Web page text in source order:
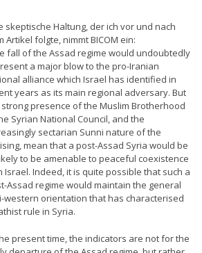
skeptische Haltung, der ich vor und nach
Artikel folgte, nimmt BICOM ein:
fall of the Assad regime would undoubtedly
a major blow to the pro-Iranian
alliance which Israel has identified in
years as its main regional adversary. But
presence of the Muslim Brotherhood
Syrian National Council, and the
sectarian Sunni nature of the
mean that a post-Assad Syria would be
to be amenable to peaceful coexistence
Israel. Indeed, it is quite possible that such a
Assad regime would maintain the general
western orientation that has characterised
rule in Syria.
present time, the indicators are not for the